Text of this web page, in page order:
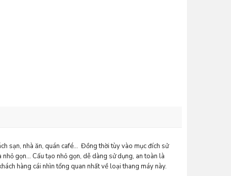
sạn, nhà ăn, quán café… Đồng thời tùy vào mục đích sử
gọn… Cấu tạo nhỏ gọn, dễ dàng sử dụng, an toàn là
hàng cái nhìn tổng quan nhất về loại thang máy này.